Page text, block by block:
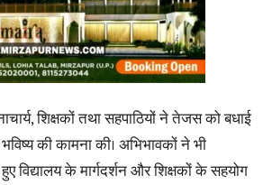
शिक्षकों तथा सहपाठियों ने तेजस को बधाई
की कामना की। अभिभावकों ने भी
विद्यालय के मार्गदर्शन और शिक्षकों के सहयोग